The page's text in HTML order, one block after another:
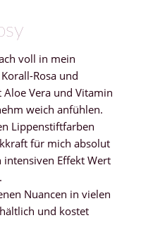
voll in mein
Rosa und
Vera und Vitamin
weich anfühlen.
Lippenstiftfarben
für mich absolut
Effekt Wert
Nuancen in vielen
und kostet